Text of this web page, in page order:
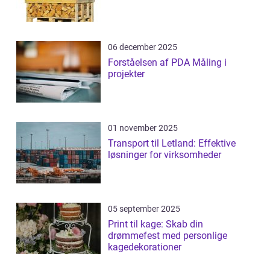
06 december 2025
Forståelsen af PDA Måling i
projekter
01 november 2025
Transport til Letland: Effektive
løsninger for virksomheder
05 september 2025
Print til kage: Skab din
drømmefest med personlige
kagedekorationer